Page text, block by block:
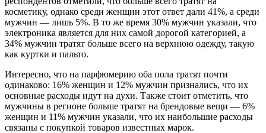
косметику, однако среди женщин этот ответ дали 41%, а среди
мужчин — лишь 5%. В то же время 30% мужчин указали, что
электроника является для них самой дорогой категорией, а
34% мужчин тратят больше всего на верхнюю одежду, такую
как куртки и пальто.
Интересно, что на парфюмерию оба пола тратят почти
одинаково: 16% женщин и 12% мужчин признались, что их
основные расходы идут на духи. Также стоит отметить, что
мужчины в регионе больше тратят на брендовые вещи — 6%
женщин и 11% мужчин указали, что их наибольшие расходы
связаны с покупкой товаров известных марок.